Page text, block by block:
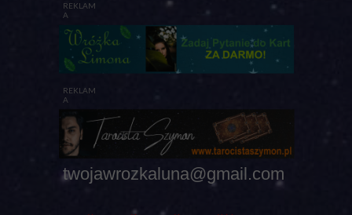
REKLAM
A
REKLAM
A
twojawrozkaluna@gmail.com